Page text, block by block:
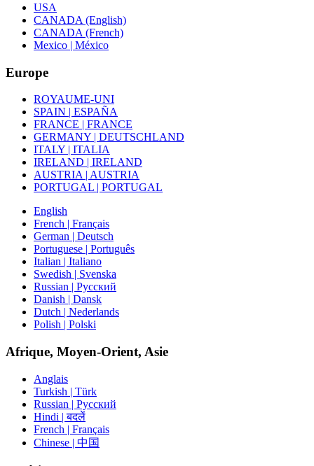
USA
CANADA (English)
CANADA (French)
Mexico | México
Europe
ROYAUME-UNI
SPAIN | ESPAÑA
FRANCE | FRANCE
GERMANY | DEUTSCHLAND
ITALY | ITALIA
IRELAND | IRELAND
AUSTRIA | AUSTRIA
PORTUGAL | PORTUGAL
English
French | Français
German | Deutsch
Portuguese | Português
Italian | Italiano
Swedish | Svenska
Russian | Русский
Danish | Dansk
Dutch | Nederlands
Polish | Polski
Afrique, Moyen-Orient, Asie
Anglais
Turkish | Türk
Russian | Русский
Hindi | बदलें
French | Français
Chinese | 中国